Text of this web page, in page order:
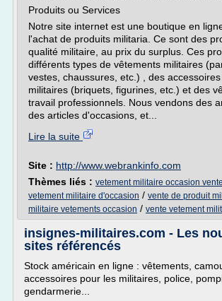
Produits ou Services
Notre site internet est une boutique en
l'achat de produits militaria. Ce sont des
qualité militaire, au prix du surplus. Ces
différents types de vêtements militaires
vestes, chaussures, etc.) , des
militaires (briquets, figurines, etc.) et des
travail professionnels. Nous vendons des
des articles d'occasions, et...
Lire la suite
Site : http://www.webrankinfo.com
Thèmes liés : vetement militaire occasion vente
vetement militaire d'occasion / vente de produit
militaire vetements occasion / vente vetement
insignes-militaires.com - Les
sites référencés
Stock américain en ligne : vêtements,
accessoires pour les militaires, police,
gendarmerie...